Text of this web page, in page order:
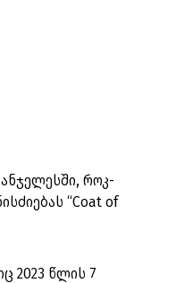
როკ-
“Coat of
2023 წლის 7